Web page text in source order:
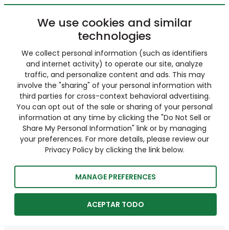
We use cookies and similar
technologies
We collect personal information (such as identifiers
and internet activity) to operate our site, analyze
traffic, and personalize content and ads. This may
involve the "sharing" of your personal information with
third parties for cross-context behavioral advertising.
You can opt out of the sale or sharing of your personal
information at any time by clicking the "Do Not Sell or
Share My Personal Information" link or by managing
your preferences. For more details, please review our
Privacy Policy by clicking the link below.
MANAGE PREFERENCES
ACEPTAR TODO